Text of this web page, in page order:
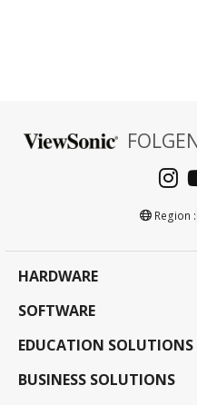
Region :
HARDWARE
SOFTWARE
EDUCATION SOLUTIONS
BUSINESS SOLUTIONS